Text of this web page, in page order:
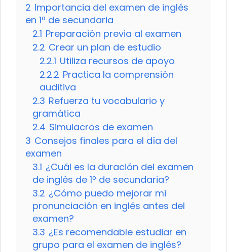
2 Importancia del examen de inglés
en 1º de secundaria
2.1 Preparación previa al examen
2.2 Crear un plan de estudio
2.2.1 Utiliza recursos de apoyo
2.2.2 Practica la comprensión
auditiva
2.3 Refuerza tu vocabulario y
gramática
2.4 Simulacros de examen
3 Consejos finales para el día del
examen
3.1 ¿Cuál es la duración del examen
de inglés de 1º de secundaria?
3.2 ¿Cómo puedo mejorar mi
pronunciación en inglés antes del
examen?
3.3 ¿Es recomendable estudiar en
grupo para el examen de inglés?